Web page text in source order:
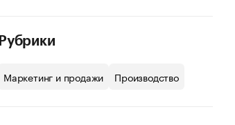
Рубрики
Маркетинг и продажи Производство